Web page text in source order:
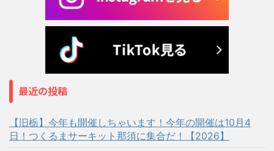
最近の投稿
【旧栃】今年も開催しちゃいます！今年の開催は10月4
日！つくるまサーキット那須に集合だ！【2026】